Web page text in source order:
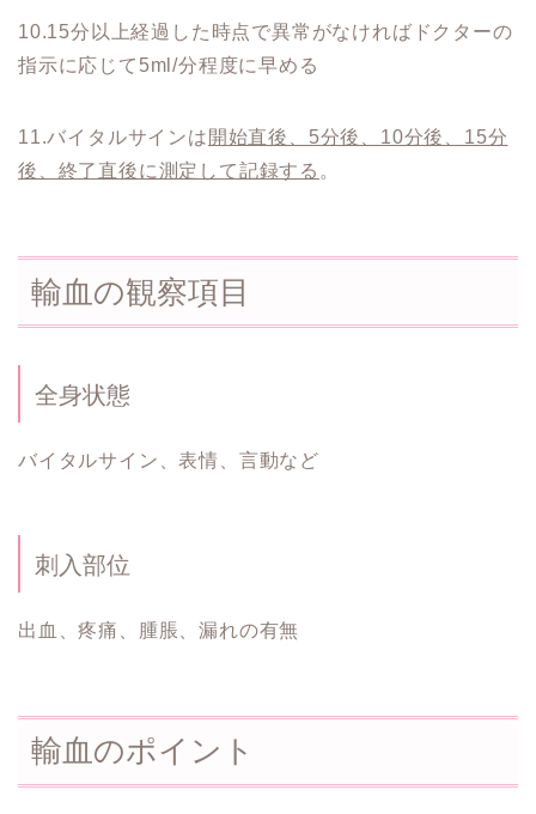
10.15分以上経過した時点で異常がなければドクターの
指示に応じて5ml/分程度に早める
11.バイタルサインは 開始直後、5分後、10分後、15分
後、終了直後に測定して記録する 。
輸血の観察項目
全身状態
バイタルサイン、表情、言動など
刺入部位
出血、疼痛、腫脹、漏れの有無
輸血のポイント